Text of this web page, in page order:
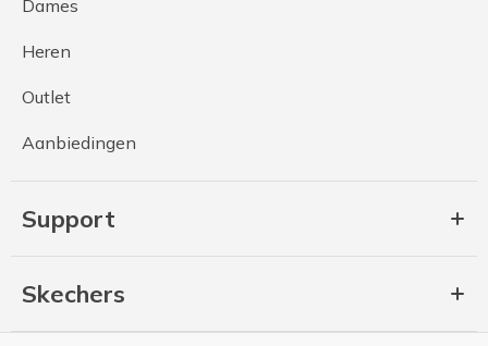
Dames
Heren
Outlet
Aanbiedingen
Support
Skechers